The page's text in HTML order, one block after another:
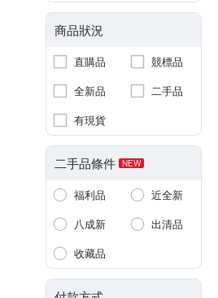
商品狀況
直購品
競標品
全新品
二手品
有現貨
二手品條件 NEW
福利品
近全新
八成新
出清品
收藏品